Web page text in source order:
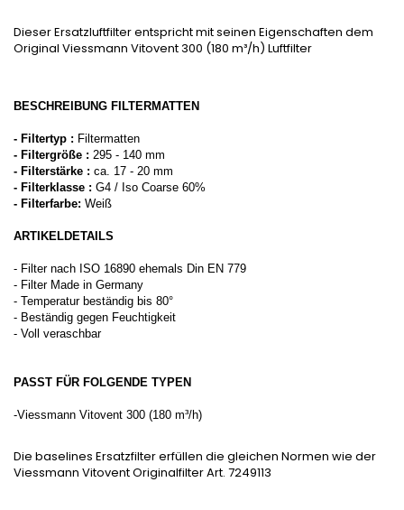
Dieser Ersatzluftfilter entspricht mit seinen Eigenschaften dem
Original Viessmann Vitovent 300 (180 m³/h) Luftfilter
BESCHREIBUNG FILTERMATTEN
- Filtertyp : Filtermatten
- Filtergröße : 295 - 140 mm
- Filterstärke : ca. 17 - 20 mm
- Filterklasse : G4 / Iso Coarse 60%
- Filterfarbe: Weiß
ARTIKELDETAILS
- Filter nach ISO 16890 ehemals Din EN 779
- Filter Made in Germany
- Temperatur beständig bis 80°
- Beständig gegen Feuchtigkeit
- Voll veraschbar
PASST FÜR FOLGENDE TYPEN
-Viessmann Vitovent 300 (180 m³/h)
Die baselines Ersatzfilter erfüllen die gleichen Normen wie der
Viessmann Vitovent Originalfilter Art. 7249113